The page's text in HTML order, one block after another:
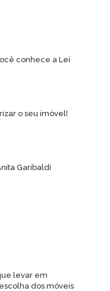
conhece a Lei
o seu imóvel!
Garibaldi
levar em
dos móveis